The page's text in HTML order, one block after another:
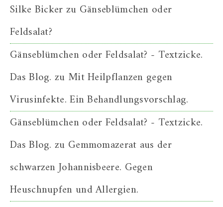
Silke Bickerzu Gänseblümchen oder
Feldsalat?
Gänseblümchen oder Feldsalat? - Textzicke.
Das Blog. zu Mit Heilpflanzen gegen
Virusinfekte. Ein Behandlungsvorschlag.
Gänseblümchen oder Feldsalat? - Textzicke.
Das Blog. zu Gemmomazerat aus der
schwarzen Johannisbeere. Gegen
Heuschnupfen und Allergien.